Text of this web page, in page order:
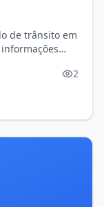
de trânsito em
2